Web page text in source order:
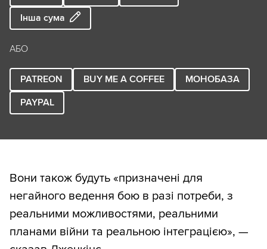
Інша сума
АБО
PATREON BUY ME A COFFEE
МОНОБАЗА
PAYPAL
Вони також будуть «призначені для
негайного ведення бою в разі потреби, з
реальними можливостями, реальними
планами війни та реальною інтеграцією», —